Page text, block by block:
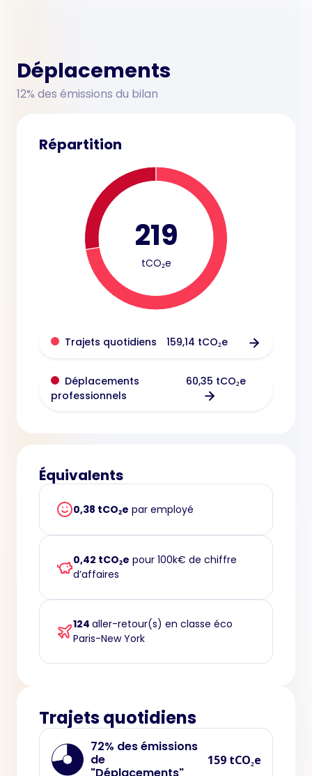
Déplacements
12% des émissions du bilan
Répartition
219
tCO₂e
Trajets quotidiens 159,14 tCO₂e
Déplacements
professionnels
60,35 tCO₂e
Équivalents
0,38 tCO₂e par employé
0,42 tCO₂e pour 100k€ de chiffre
d’affaires
124 aller-retour(s) en classe éco
Paris-New York
Trajets quotidiens
72% des émissions
de
159 tCO₂e